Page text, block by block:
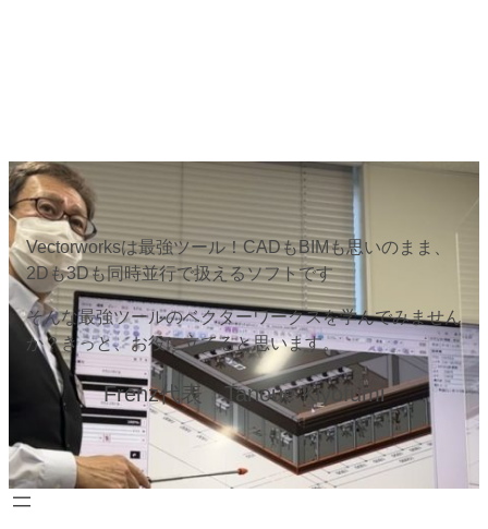
Vectorworksは最強ツール！CADもBIMも思いのまま、
2Dも3Dも同時並行で扱えるソフトです
そんな最強ツールのベクターワークスを学んでみません
か？きっと、お役に立てると思います。
Frenz代表 Tanoue Kiyofumi